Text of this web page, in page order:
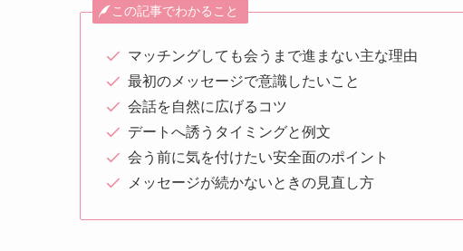
この記事でわかること
マッチングしても会うまで進まない主な理由
最初のメッセージで意識したいこと
会話を自然に広げるコツ
デートへ誘うタイミングと例文
会う前に気を付けたい安全面のポイント
メッセージが続かないときの見直し方